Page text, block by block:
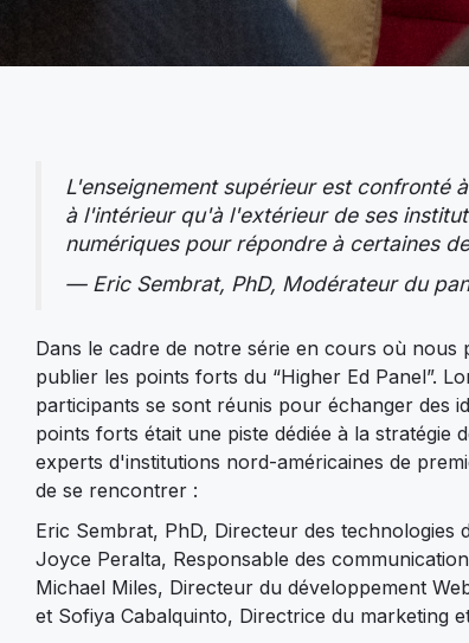
L'enseignement supérieur est confronté
à l'intérieur qu'à l'extérieur de ses
numériques pour répondre à certaines
— Eric Sembrat, PhD, Modérateur du
Dans le cadre de notre série en cours où nous
publier les points forts du “Higher Ed Panel”.
participants se sont réunis pour échanger des
points forts était une piste dédiée à la stratégie
experts d'institutions nord-américaines de
de se rencontrer :
Eric Sembrat, PhD, Directeur des
Joyce Peralta, Responsable des
Michael Miles, Directeur du développement
et Sofiya Cabalquinto, Directrice du marketing